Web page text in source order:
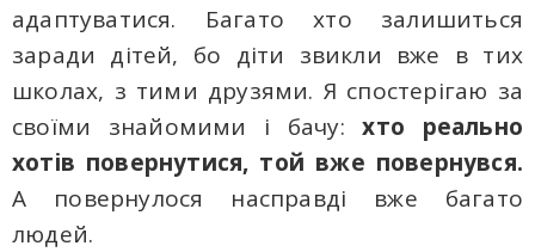
адаптуватися. Багато хто залишиться
заради дітей, бо діти звикли вже в тих
школах, з тими друзями. Я спостерігаю за
своїми знайомими і бачу:хто реально
хотів повернутися, той вже повернувся.
А повернулося насправді вже багато
людей.